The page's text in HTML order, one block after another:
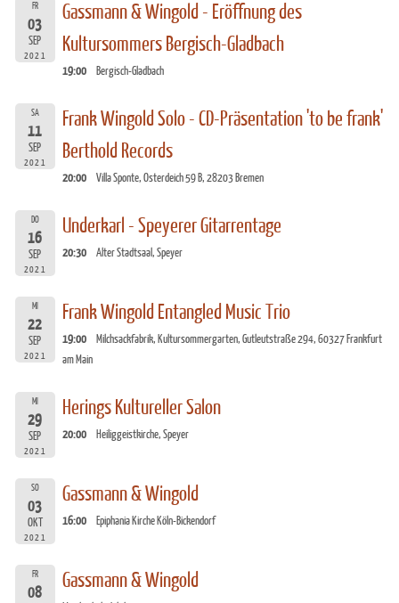
FR
03
SEP
2021
Gassmann & Wingold - Eröffnung des
Kultursommers Bergisch-Gladbach
19:00 Bergisch-Gladbach
SA
11
SEP
2021
Frank Wingold Solo - CD-Präsentation 'to be frank'
Berthold Records
20:00 Villa Sponte, Osterdeich 59 B, 28203 Bremen
DO
16
SEP
2021
Underkarl - Speyerer Gitarrentage
20:30 Alter Stadtsaal, Speyer
MI
22
SEP
2021
Frank Wingold Entangled Music Trio
19:00
Milchsackfabrik, Kultursommergarten, Gutleutstraße 294, 60327 Frankfurt
am Main
MI
29
SEP
2021
Herings Kultureller Salon
20:00 Heiliggeistkirche, Speyer
SO
03
OKT
2021
Gassmann & Wingold
16:00 Epiphania Kirche Köln-Bickendorf
FR
08
Gassmann & Wingold